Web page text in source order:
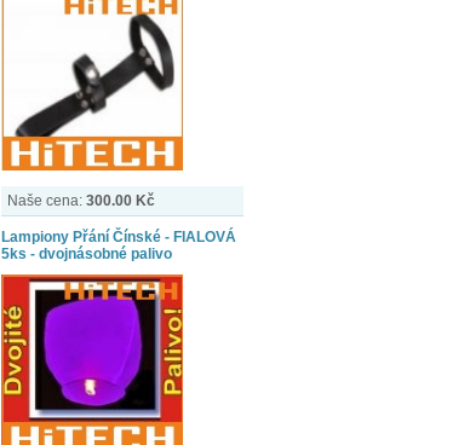
Naše cena: 300.00 Kč
Lampiony Přání Čínské - FIALOVÁ
5ks - dvojnásobné palivo